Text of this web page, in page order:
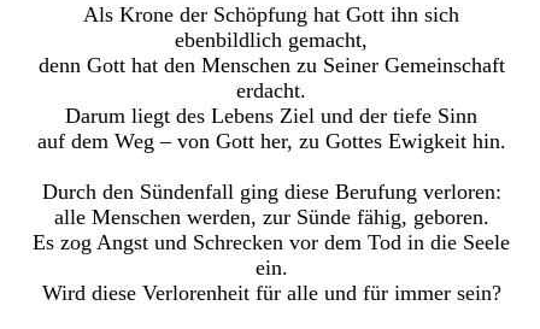
Als Krone der Schöpfung hat Gott ihn sich
ebenbildlich gemacht,
denn Gott hat den Menschen zu Seiner Gemeinschaft
erdacht.
Darum liegt des Lebens Ziel und der tiefe Sinn
auf dem Weg – von Gott her, zu Gottes Ewigkeit hin.
Durch den Sündenfall ging diese Berufung verloren:
alle Menschen werden, zur Sünde fähig, geboren.
Es zog Angst und Schrecken vor dem Tod in die Seele
ein.
Wird diese Verlorenheit für alle und für immer sein?